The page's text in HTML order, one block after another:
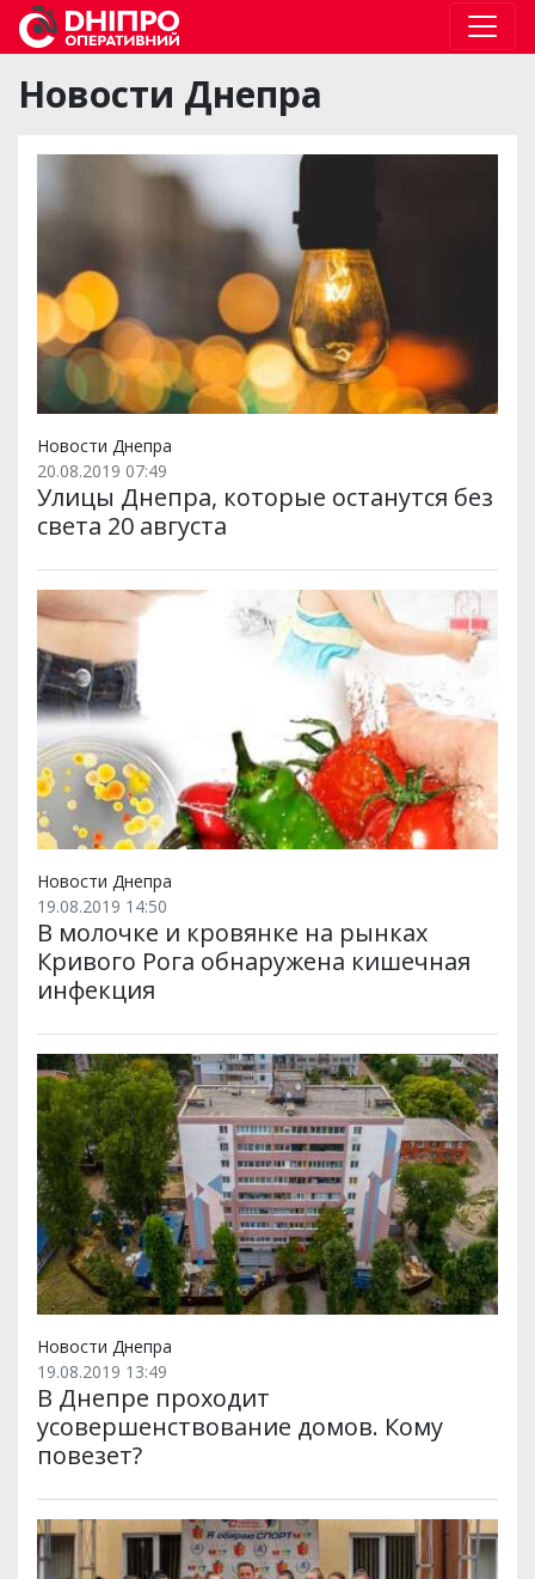
Новости Днепра
Новости Днепра
20.08.2019 07:49
Улицы Днепра, которые останутся без
света 20 августа
Новости Днепра
19.08.2019 14:50
В молочке и кровянке на рынках
Кривого Рога обнаружена кишечная
инфекция
Новости Днепра
19.08.2019 13:49
В Днепре проходит
усовершенствование домов. Кому
повезет?